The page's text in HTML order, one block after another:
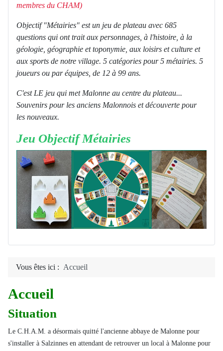
membres du CHAM)
Objectif "Métairies" est un jeu de plateau avec 685
questions qui ont trait aux personnages, à l'histoire, à la
géologie, géographie et toponymie, aux loisirs et culture et
aux sports de notre village. 5 catégories pour 5 métairies. 5
joueurs ou par équipes, de 12 à 99 ans.
C'est LE jeu qui met Malonne au centre du plateau...
Souvenirs pour les anciens Malonnois et découverte pour
les nouveaux.
Jeu Objectif Métairies
Vous êtes ici : Accueil
Accueil
Situation
Le C.H.A.M. a désormais quitté l'ancienne abbaye de Malonne pour
s'installer à Salzinnes en attendant de retrouver un local à Malonne pour